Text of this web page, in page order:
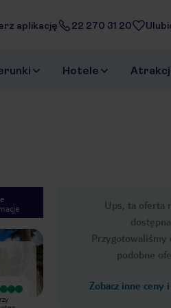
aplikację 22 270 31 20
Hotele
Ups, ta oferta
Przygotowaliśmy
podobne
Zobacz inne ceny
Next slide
1/35